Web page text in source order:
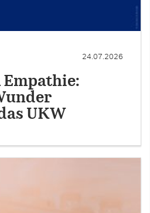
24.07.2026
Empathie:
UKW